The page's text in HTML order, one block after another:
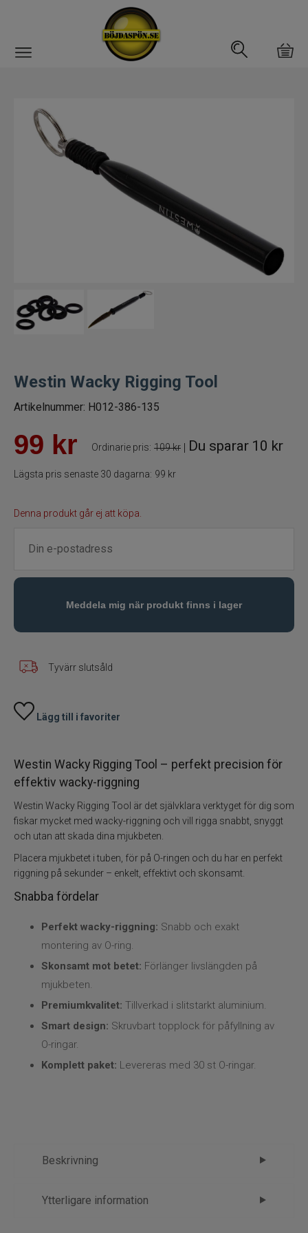
Abborrfemman
Interfiske
Fiskedrag
Fiskelinor
Tillbehör
Förvaring
RAM produkter
Termosar och kylväskor
Håvar, mm
Väga och mäta
Elektronik
Spöhållare
Markörer
Doftmedel och färger
Mete
Övrigt
Flugbindning
Vinterfiske
Kläder
Westin Wacky Rigging Tool
Artikelnummer: H012-386-135
99 kr Ordinarie pris: 109 kr | Du sparar 10 kr
Lägsta pris senaste 30 dagarna: 99 kr
Denna produkt går ej att köpa.
Tyvärr slutsåld
Lägg till i favoriter
Westin Wacky Rigging Tool – perfekt precision för
effektiv wacky-riggning
Westin Wacky Rigging Tool är det självklara verktyget för dig som
fiskar mycket med wacky-riggning och vill rigga snabbt, snyggt
och utan att skada dina mjukbeten.
Placera mjukbetet i tuben, för på O-ringen och du har en perfekt
riggning på sekunder – enkelt, effektivt och skonsamt.
Snabba fördelar
Perfekt wacky-riggning: Snabb och exakt
montering av O-ring.
Skonsamt mot betet: Förlänger livslängden på
mjukbeten.
Premiumkvalitet: Tillverkad i slitstarkt aluminium.
Smart design: Skruvbart topplock för påfyllning av
O-ringar.
Komplett paket: Levereras med 30 st O-ringar.
Beskrivning
Westin Wacky Rigging Tool – perfekt
Ytterligare information